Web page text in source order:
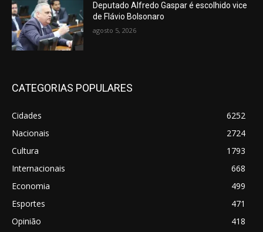
Deputado Alfredo Gaspar é escolhido vice
de Flávio Bolsonaro
agosto 5, 2026
CATEGORIAS POPULARES
Cidades
6252
Nacionais
2724
Cultura
1793
Internacionais
668
Economia
499
Esportes
471
Opinião
418